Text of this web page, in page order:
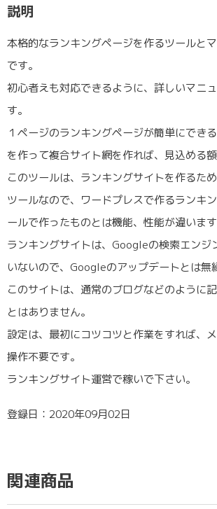
説明
本格的なランキングページを作るツールと
です。
初心者えも対応できるように、詳しいマニ
す。
１ページのランキングページが簡単にでき
を作って複合サイト網を作れば、見込める額
このツールは、ランキングサイトを作るた
ツールなので、ワードプレスで作るランキ
ールで作ったものとは機能、性能が違います
ランキングサイトは、Googleの検索エンジ
いないので、Googleのアップデートとは無
このサイトは、通常のブログなどのように
とはありません。
設定は、最初にコツコツと作業をすれば、
操作不要です。
ランキングサイト運営で稼いで下さい。
登録日：2020年09月02日
関連商品